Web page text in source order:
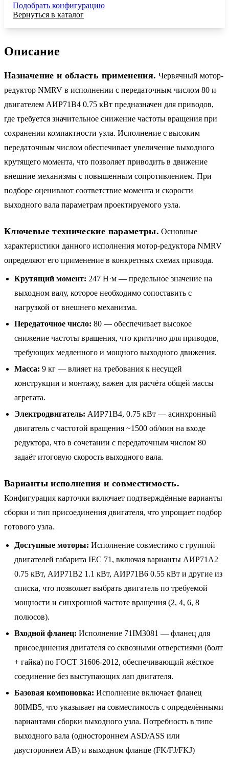
Подобрать конфигурацию
Вернуться в каталог
Описание
Назначение и область применения. Червячный мотор-
редуктор NMRV в исполнении с передаточным числом 80 и
двигателем АИР71B4 0.75 кВт предназначен для приводов,
где требуется значительное снижение частоты вращения при
сохранении компактности узла. Исполнение с высоким
передаточным числом обеспечивает увеличение выходного
крутящего момента, что позволяет приводить в движение
внешние механизмы с повышенным сопротивлением. При
подборе оценивают соответствие момента и скорости
выходного вала параметрам проектируемого узла.
Ключевые технические параметры. Основные
характеристики данного исполнения мотор-редуктора NMRV
определяют его применение в конкретных схемах привода.
Крутящий момент: 247 Н·м — предельное значение на
выходном валу, которое необходимо сопоставить с
нагрузкой от внешнего механизма.
Передаточное число: 80 — обеспечивает высокое
снижение частоты вращения, что критично для приводов,
требующих медленного и мощного выходного движения.
Масса: 9 кг — влияет на требования к несущей
конструкции и монтажу, важен для расчёта общей массы
агрегата.
Электродвигатель: АИР71B4, 0.75 кВт — асинхронный
двигатель с частотой вращения ~1500 об/мин на входе
редуктора, что в сочетании с передаточным числом 80
задаёт итоговую скорость выходного вала.
Варианты исполнения и совместимость.
Конфигурация карточки включает подтверждённые варианты
сборки и тип присоединения двигателя, что упрощает подбор
готового узла.
Доступные моторы: Исполнение совместимо с группой
двигателей габарита IEC 71, включая варианты АИР71A2
0.75 кВт, АИР71B2 1.1 кВт, АИР71B6 0.55 кВт и другие из
списка, что позволяет выбрать двигатель по требуемой
мощности и синхронной частоте вращения (2, 4, 6, 8
полюсов).
Входной фланец: Исполнение 71IM3081 — фланец для
присоединения двигателя со сквозными отверстиями (болт
+ гайка) по ГОСТ 31606-2012, обеспечивающий жёсткое
соединение без выступающих лап двигателя.
Базовая компоновка: Исполнение включает фланец
80IMB5, что указывает на совместимость с определёнными
вариантами сборки выходного узла. Потребность в типе
выходного вала (одностороннем ASD/ASS или
двустороннем AB) и выходном фланце (FK/FJ/FKJ)